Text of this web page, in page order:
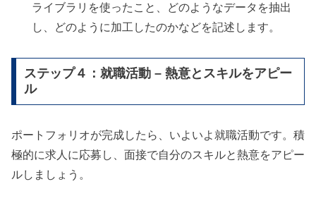
ライブラリを使ったこと、どのようなデータを抽出
し、どのように加工したのかなどを記述します。
ステップ４：就職活動 – 熱意とスキルをアピー
ル
ポートフォリオが完成したら、いよいよ就職活動です。積
極的に求人に応募し、面接で自分のスキルと熱意をアピー
ルしましょう。